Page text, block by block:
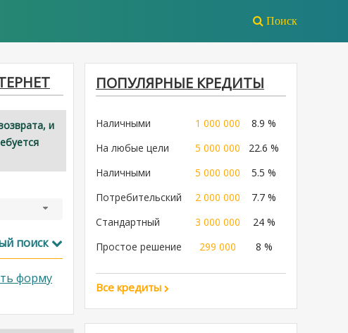
Поиск
и
поиск
форму
ПОПУЛЯРНЫЕ КРЕДИТЫ
Наличными 1 000 000
8.9 %
На любые цели
5 000 000
22.6 %
Наличными
5 000 000
5.5 %
Потребительский
2 000 000
7.7 %
Стандартный
3 000 000
24 %
Простое решение
299 000 8 %
Все кредиты